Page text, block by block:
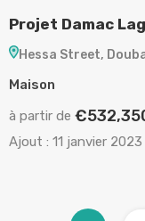
Projet Damac
Hessa Street,
Maison
à partir de
Ajout : 11 janvier 2023